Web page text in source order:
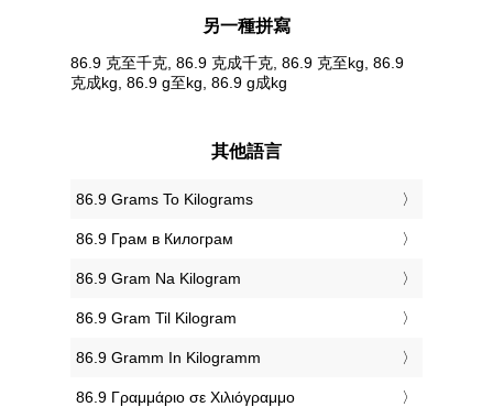
另一種拼寫
86.9 克至千克, 86.9 克成千克, 86.9 克至kg, 86.9
克成kg, 86.9 g至kg, 86.9 g成kg
其他語言
‎86.9 Grams To Kilograms
‎86.9 Грам в Килограм
‎86.9 Gram Na Kilogram
‎86.9 Gram Til Kilogram
‎86.9 Gramm In Kilogramm
‎86.9 Γραμμάριο σε Χιλιόγραμμο